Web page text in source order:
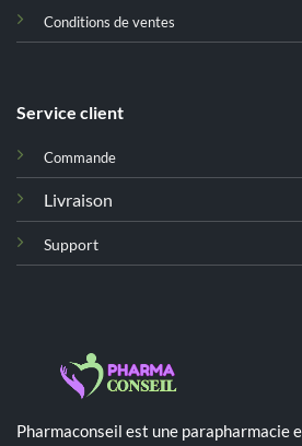
Conditions de ventes
Service client
Commande
Livraison
Support
Pharmaconseil est une parapharmacie